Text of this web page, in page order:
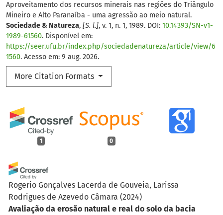
Aproveitamento dos recursos minerais nas regiões do Triângulo
Mineiro e Alto Paranaíba - uma agressão ao meio natural.
Sociedade & Natureza, [S. l.], v. 1, n. 1, 1989. DOI: 10.14393/SN-v1-
1989-61560. Disponível em:
https://seer.ufu.br/index.php/sociedadenatureza/article/view/6
1560. Acesso em: 9 aug. 2026.
More Citation Formats
1 0
Rogerio Gonçalves Lacerda de Gouveia, Larissa
Rodrigues de Azevedo Câmara (2024)
Avaliação da erosão natural e real do solo da bacia